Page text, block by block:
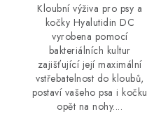
Kloubní výživa pro psy a
kočky Hyalutidin DC
vyrobena pomocí
bakteriálních kultur
zajišťující její maximální
vstřebatelnost do kloubů,
postaví vašeho psa i kočku
opět na nohy....